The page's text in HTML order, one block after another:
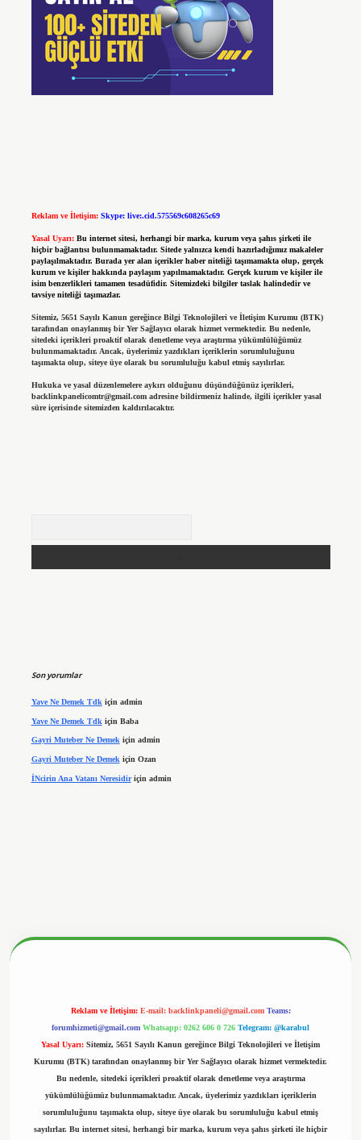
Reklam ve İletişim: Skype: live:.cid.575569c608265c69
Yasal Uyarı: Bu internet sitesi, herhangi bir marka, kurum veya şahıs şirketi ile
hiçbir bağlantısı bulunmamaktadır. Sitede yalnızca kendi hazırladığımız makaleler
paylaşılmaktadır. Burada yer alan içerikler haber niteliği taşımamakta olup, gerçek
kurum ve kişiler hakkında paylaşım yapılmamaktadır. Gerçek kurum ve kişiler ile
isim benzerlikleri tamamen tesadüfidir. Sitemizdeki bilgiler taslak halindedir ve
tavsiye niteliği taşımazlar.
Sitemiz, 5651 Sayılı Kanun gereğince Bilgi Teknolojileri ve İletişim Kurumu (BTK)
tarafından onaylanmış bir Yer Sağlayıcı olarak hizmet vermektedir. Bu nedenle,
sitedeki içerikleri proaktif olarak denetleme veya araştırma yükümlülüğümüz
bulunmamaktadır. Ancak, üyelerimiz yazdıkları içeriklerin sorumluluğunu
taşımakta olup, siteye üye olarak bu sorumluluğu kabul etmiş sayılırlar.
Hukuka ve yasal düzenlemelere aykırı olduğunu düşündüğünüz içerikleri,
backlinkpanelicomtr@gmail.comadresine bildirmeniz halinde, ilgili içerikler yasal
süre içerisinde sitemizden kaldırılacaktır.
Son yorumlar
Yave Ne Demek Tdk için admin
Yave Ne Demek Tdk için Baba
Gayri Muteber Ne Demekiçin admin
Gayri Muteber Ne Demek için Ozan
İNcirin Ana Vatanı Neresidiriçin admin
Reklam ve İletişim: E-mail: backlinkpaneli@gmail.com Teams:
forumhizmeti@gmail.com Whatsapp: 0262 606 0 726 Telegram: @karabul
Yasal Uyarı: Sitemiz, 5651 Sayılı Kanun gereğince Bilgi Teknolojileri ve İletişim
Kurumu (BTK) tarafından onaylanmış bir Yer Sağlayıcı olarak hizmet vermektedir.
Bu nedenle, sitedeki içerikleri proaktif olarak denetleme veya araştırma
yükümlülüğümüz bulunmamaktadır. Ancak, üyelerimiz yazdıkları içeriklerin
sorumluluğunu taşımakta olup, siteye üye olarak bu sorumluluğu kabul etmiş
sayılırlar. Bu internet sitesi, herhangi bir marka, kurum veya şahıs şirketi ile hiçbir